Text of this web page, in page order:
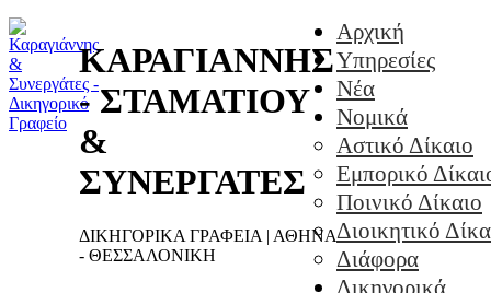
ΚΑΡΑΓΙΑΝΝΗΣ
- ΣΤΑΜΑΤΙΟΥ
&
ΣΥΝΕΡΓΑΤΕΣ
ΔΙΚΗΓΟΡΙΚΑ ΓΡΑΦΕΙΑ | ΑΘΗΝΑ
- ΘΕΣΣΑΛΟΝΙΚΗ
Αρχική
Υπηρεσίες
Νέα
Νομικά
Αστικό Δίκαιο
Εμπορικό
Ποινικό Δίκαιο
Διοικητικό
Διάφορα
Δικηγορικά